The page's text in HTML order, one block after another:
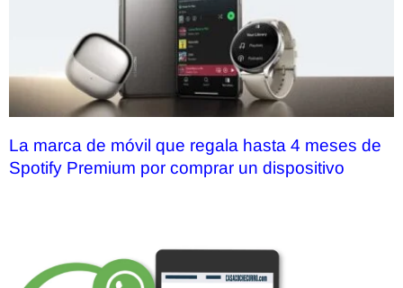
La marca de móvil que regala hasta 4 meses de
Spotify Premium por comprar un dispositivo